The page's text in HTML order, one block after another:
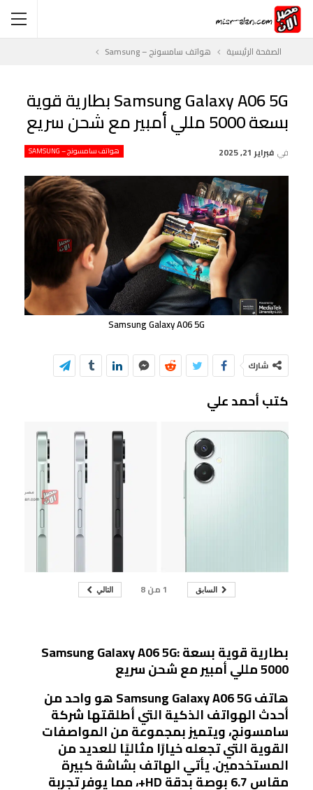
الصفحة الرئيسية هواتف سامسونج – Samsung
Samsung Galaxy A06 5G بطارية قوية
بسعة 5000 مللي أمبير مع شحن سريع
هواتف سامسونج – SAMSUNG في فبراير 21, 2025
Samsung Galaxy A06 5G
شارك
كتب أحمد علي
السابق 1 من8 التالي
Samsung Galaxy A06 5G: بطارية قوية بسعة
5000 مللي أمبير مع شحن سريع
هاتف Samsung Galaxy A06 5G هو واحد من
أحدث الهواتف الذكية التي أطلقتها شركة
سامسونج، ويتميز بمجموعة من المواصفات
القوية التي تجعله خيارًا مثاليًا للعديد من
المستخدمين. يأتي الهاتف بشاشة كبيرة
مقاس 6.7 بوصة بدقة HD+، مما يوفر تجربة